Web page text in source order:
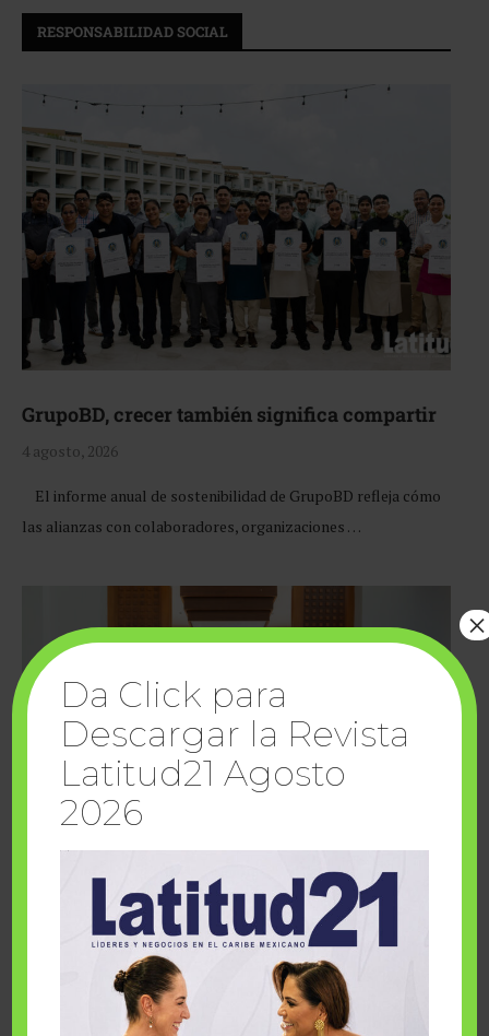
RESPONSABILIDAD SOCIAL
GrupoBD, crecer también significa compartir
4 agosto, 2026
El informe anual de sostenibilidad de GrupoBD refleja cómo
las alianzas con colaboradores, organizaciones …
Cuando la solidaridad inspira; cumplen
sueños Fairmont Mayakoba y Make-A-Wish
Da Click para
Descargar la Revista
Latitud21 Agosto
2026
×